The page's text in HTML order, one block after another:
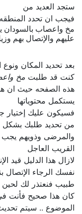
ستجد العديد من
فيجب ان تحدد المنطقه
مخ واعصاب بالسودان
عليهم والإتصال بهم
بعد تحديد المكان
كنت قد طلبتمخ
هذه الصفحه حيث ان
يستكمل محتوياتها
فسيكون عليك إختيار
من تحديد طلبك بشكل
والمرضى وذويهم يجب
القريب العاجل
لازال هذا الدليل قيد
نفسك الرجاء الإتصال
طبيب فنعتذر لك لحين
كان هذا صحيح فأنت فى
الموضوع .. سيتم